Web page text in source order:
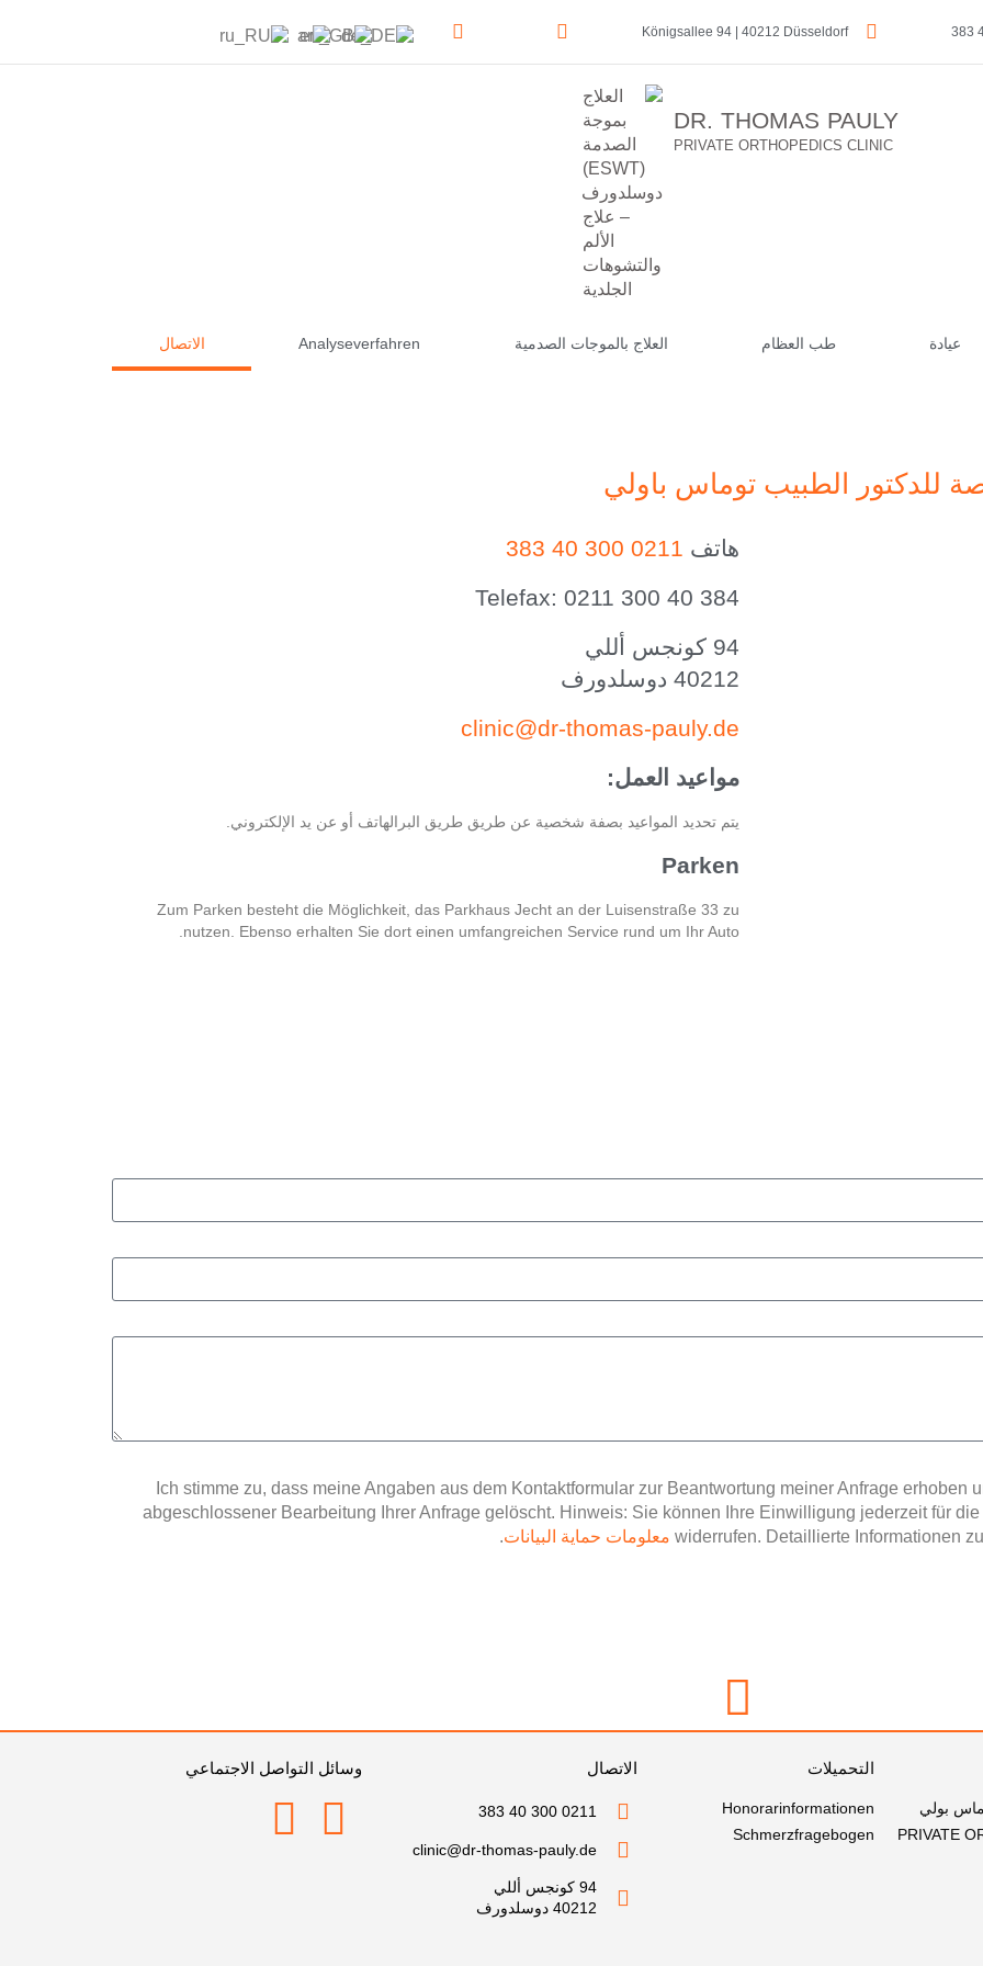
Königsallee 94 | 40212 Düsseldorf
DR. THOMAS PAULY
PRIVATE ORTHOPEDICS CLINIC
عيادة طب العظام العلاج بالموجات الصدمية Analyseverfahren الاتصال
للدكتور الطبيب توماس باولي
هاتف 0211 300 40 383
Telefax: 0211 300 40 384
94 كونجس أللي
40212 دوسلدورف
clinic@dr-thomas-pauly.de
مواعيد العمل:
يتم تحديد المواعيد بصفة شخصية عن طريق طريق البرالهاتف أو عن يد الإلكتروني.
Parken
Zum Parken besteht die Möglichkeit, das Parkhaus Jecht an der Luisenstraße 33 zu
nutzen. Ebenso erhalten Sie dort einen umfangreichen Service rund um Ihr Auto.
Ich stimme zu, dass meine Angaben aus dem Kontaktformular zur Beantwortung meiner Anfrage erhoben
abgeschlossener Bearbeitung Ihrer Anfrage gelöscht. Hinweis: Sie können Ihre Einwilligung jederzeit für
widerrufen. Detaillierte Informationen معلومات حماية البيانات.
بولي
PRIVATE
التحميلات
Honorarinformationen
Schmerzfragebogen
الاتصال
0211 300 40 383
clinic@dr-thomas-pauly.de
94 كونجس أللي
40212 دوسلدورف
وسائل التواصل الاجتماعي